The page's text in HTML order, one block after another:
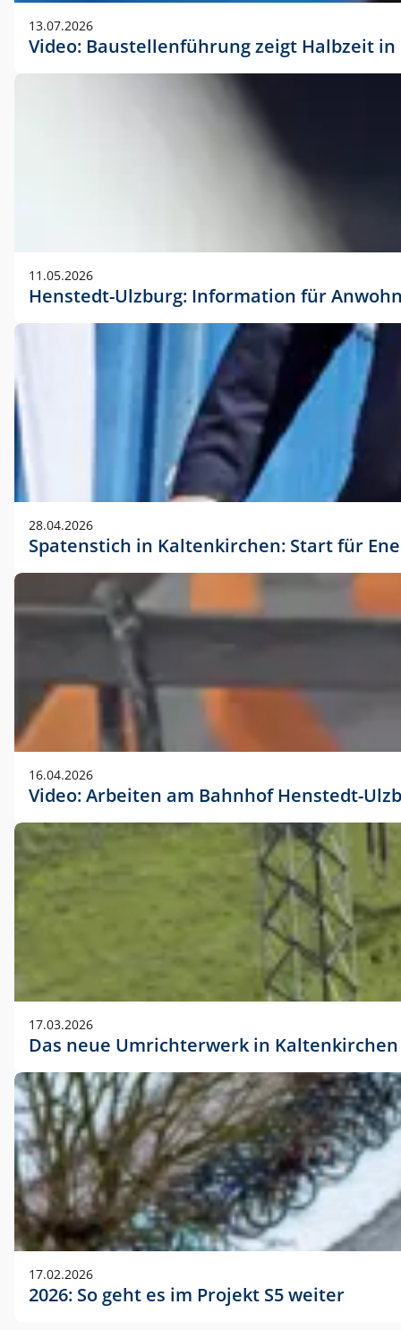
13.07.2026
Video: Baustellenführung zeigt Halbzeit
11.05.2026
Henstedt-Ulzburg: Information für
28.04.2026
Spatenstich in Kaltenkirchen: Start für
16.04.2026
Video: Arbeiten am Bahnhof Henstedt-
17.03.2026
Das neue Umrichterwerk in Kaltenkirchen
17.02.2026
2026: So geht es im Projekt S5 weiter